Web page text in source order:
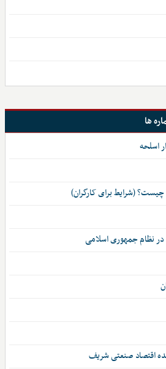
ها
اسلحه
(شرایط برای کارگران)
نظام جمهوری اسلامی
اقتصاد صنعتی شریف